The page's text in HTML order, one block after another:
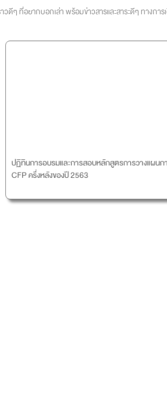
าวดีๆ ที่อยากบอกเล่า พร้อมข่าวสารและสาระดีๆ ทางการ
ทินการอบรมและการสอบหลักสูตรการวางแผนการเงิน
ครึ่งหลังของปี 2563